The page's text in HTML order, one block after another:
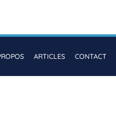
ARTICLES CONTACT